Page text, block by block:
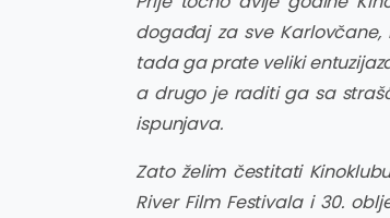
događaj za sve
tada ga prate veliki
a drugo je raditi ga sa
ispunjava.
Zato želim čestitati
River Film Festivala i 30.